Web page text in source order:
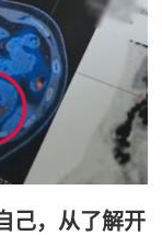
己，从了解开